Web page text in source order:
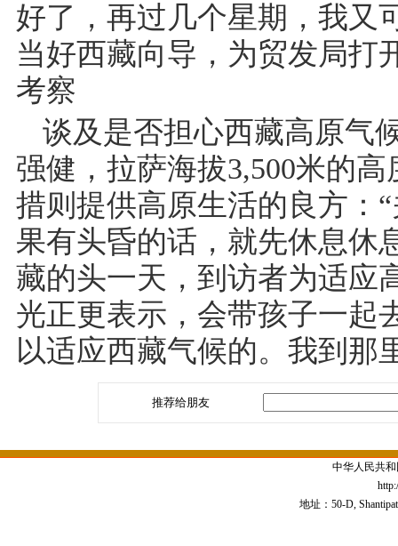
好了，再过几个星期，我又
当好西藏向导，为贸发局打
考察
谈及是否担心西藏高原气
强健，拉萨海拔3,500米的
措则提供高原生活的良方：
果有头昏的话，就先休息休
藏的头一天，到访者为适应
光正更表示，会带孩子一起
以适应西藏气候的。我到那
推荐给朋友
中华人民共
地址：50-D,